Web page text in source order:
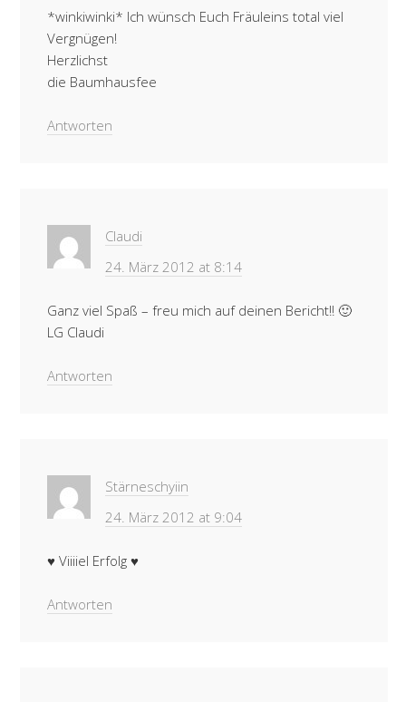
*winkiwinki* Ich wünsch Euch Fräuleins total viel
Vergnügen!
Herzlichst
die Baumhausfee
Antworten
Claudi
24. März 2012 at 8:14
Ganz viel Spaß – freu mich auf deinen Bericht!! 🙂
LG Claudi
Antworten
Stärneschyiin
24. März 2012 at 9:04
♥ Viiiiel Erfolg ♥
Antworten